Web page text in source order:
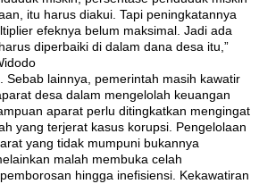
itu harus diakui. Tapi peningkatannya
efeknya belum maksimal. Jadi ada
diperbaiki di dalam dana desa itu,”
Sebab lainnya, pemerintah masih kawatir
desa dalam mengelolah keuangan
aparat perlu ditingkatkan mengingat
yang terjerat kasus korupsi. Pengelolaan
yang tidak mumpuni bukannya
malah membuka celah
hingga inefisiensi. Kekawatiran